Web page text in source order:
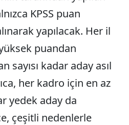
KPSS puan
yapılacak. Her il
puandan
sayısı kadar aday asıl
her kadro için en az
yedek aday da
çeşitli nedenlerle